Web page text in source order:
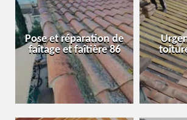
Pose et réparation de
faîtage et faîtière 86